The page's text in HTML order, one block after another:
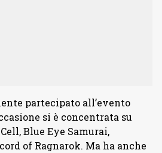
partecipato all’evento
si è concentrata su
Blue Eye Samurai,
of Ragnarok. Ma ha anche